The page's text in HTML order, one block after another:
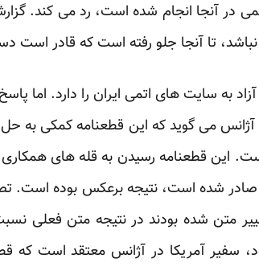
در آنجا انجام شده است، رد می کند.
نباشد، تا آنجا جلو رفته است که قادر
به سایت های اتمی ایران را دارد. اما
می گوید که این قطعنامه کمکی به
این قطعنامه رسیدن به قله های همکاری
صادر شده است، نتیجه برعکس بوده است.
متن شده بودند در نتیجه متن فعلی
وود، سفیر آمریکا در آژانس معتقد است